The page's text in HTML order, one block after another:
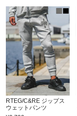
RTEG/C&RE ジップス
ウェットパンツ